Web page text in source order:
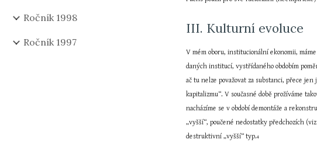
Ročník 1998
Ročník 1997
III. Kulturní evoluce
V mém oboru, institucionální ekonomii,
daných institucí, vystřídaného obdobím
ač tu nelze považovat za substanci, přece
kapitalizmu“. V současné době prožíváme
nacházíme se v období demontáže a
„vyšší“, poučené nedostatky předchozích
destruktivní „vyšší“ typ.4